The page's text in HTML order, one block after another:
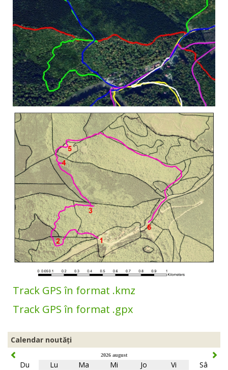
Track GPS în format .kmz
Track GPS în format .gpx
Calendar noutăți
2026 august
Du Lu Ma Mi Jo Vi
Sâ